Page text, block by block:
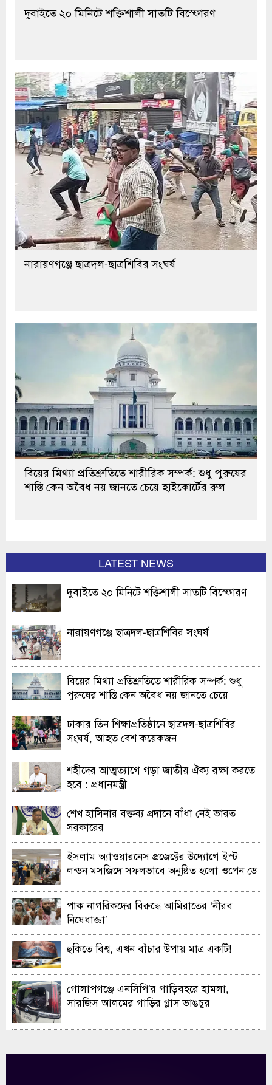
দুবাইতে ২০ মিনিটে শক্তিশালী সাতটি বিস্ফোরণ
নারায়ণগঞ্জে ছাত্রদল-ছাত্রশিবির সংঘর্ষ
বিয়ের মিথ্যা প্রতিশ্রুতিতে শারীরিক সম্পর্ক: শুধু পুরুষের
শাস্তি কেন অবৈধ নয় জানতে চেয়ে হাইকোর্টের রুল
LATEST NEWS
দুবাইতে ২০ মিনিটে শক্তিশালী সাতটি বিস্ফোরণ
নারায়ণগঞ্জে ছাত্রদল-ছাত্রশিবির সংঘর্ষ
বিয়ের মিথ্যা প্রতিশ্রুতিতে শারীরিক সম্পর্ক: শুধু
পুরুষের শাস্তি কেন অবৈধ নয় জানতে চেয়ে
হাইকোর্টের রুল
ঢাকার তিন শিক্ষাপ্রতিষ্ঠানে ছাত্রদল-ছাত্রশিবির
সংঘর্ষ, আহত বেশ কয়েকজন
শহীদের আত্মত্যাগে গড়া জাতীয় ঐক্য রক্ষা করতে
হবে : প্রধানমন্ত্রী
শেখ হাসিনার বক্তব্য প্রদানে বাঁধা নেই ভারত
সরকারের
ইসলাম অ্যাওয়ারনেস প্রজেক্টের উদ্যোগে ইস্ট
লন্ডন মসজিদে সফলভাবে অনুষ্ঠিত হলো ওপেন ডে
পাক নাগরিকদের বিরুদ্ধে আমিরাতের ‘নীরব
নিষেধাজ্ঞা’
হুকিতে বিশ্ব, এখন বাঁচার উপায় মাত্র একটি!
গোলাপগঞ্জে এনসিপি’র গাড়িবহরে হামলা,
সারজিস আলমের গাড়ির গ্লাস ভাঙচুর